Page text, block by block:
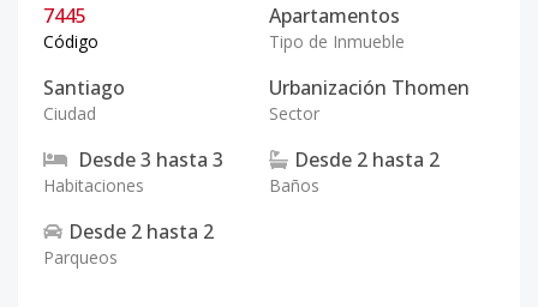
7445
Código
Apartamentos
Tipo de Inmueble
Santiago
Ciudad
Urbanización Thomen
Sector
Desde3 hasta 3
Habitaciones
Desde 2 hasta 2
Baños
Desde 2 hasta 2
Parqueos